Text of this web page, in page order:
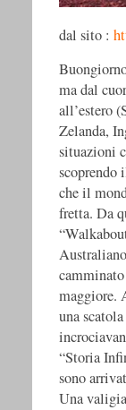
dal sito :
ma dal
all’estero
Zelanda,
situazioni
scoprendo
che il
fretta. Da
maggiore.
una
“Storia
sono
Una